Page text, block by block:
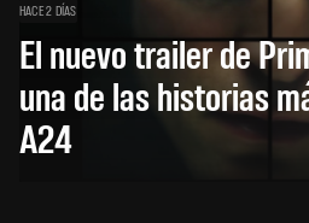
HACE 2 DÍAS
El nuevo trailer de
una de las historias
A24